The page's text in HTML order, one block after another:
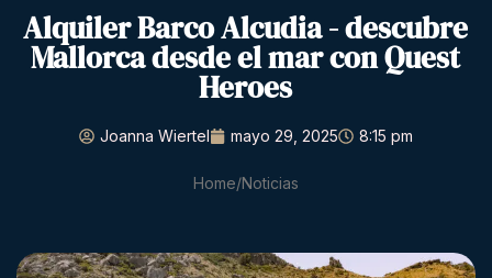
Alquiler Barco Alcudia - descubre
Mallorca desde el mar con Quest
Heroes
Joanna Wiertel mayo 29, 2025 8:15 pm
Home Noticias